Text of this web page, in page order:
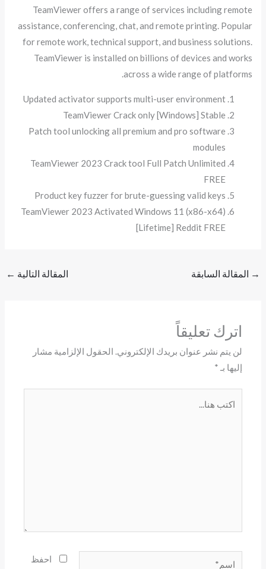
TeamViewer offers a range of services including remote
assistance, conferencing, chat, and remote printing. Popular
for remote work, technical support, and business solutions.
TeamViewer is installed on billions of devices and works
across a wide range of platforms.
Updated activator supports multi-user environment
TeamViewer Crack only [Windows] Stable
Patch tool unlocking all premium and pro software
modules
TeamViewer 2023 Crack tool Full Patch Unlimited
FREE
Product key fuzzer for brute-guessing valid keys
TeamViewer 2023 Activated Windows 11 (x86-x64)
[Lifetime] Reddit FREE
→ المقالة السابقة المقالة التالية ←
اترك تعليقاً
لن يتم نشر عنوان بريدك الإلكتروني. الحقول الإلزامية مشار
إليها بـ *
اسم*
احفظ